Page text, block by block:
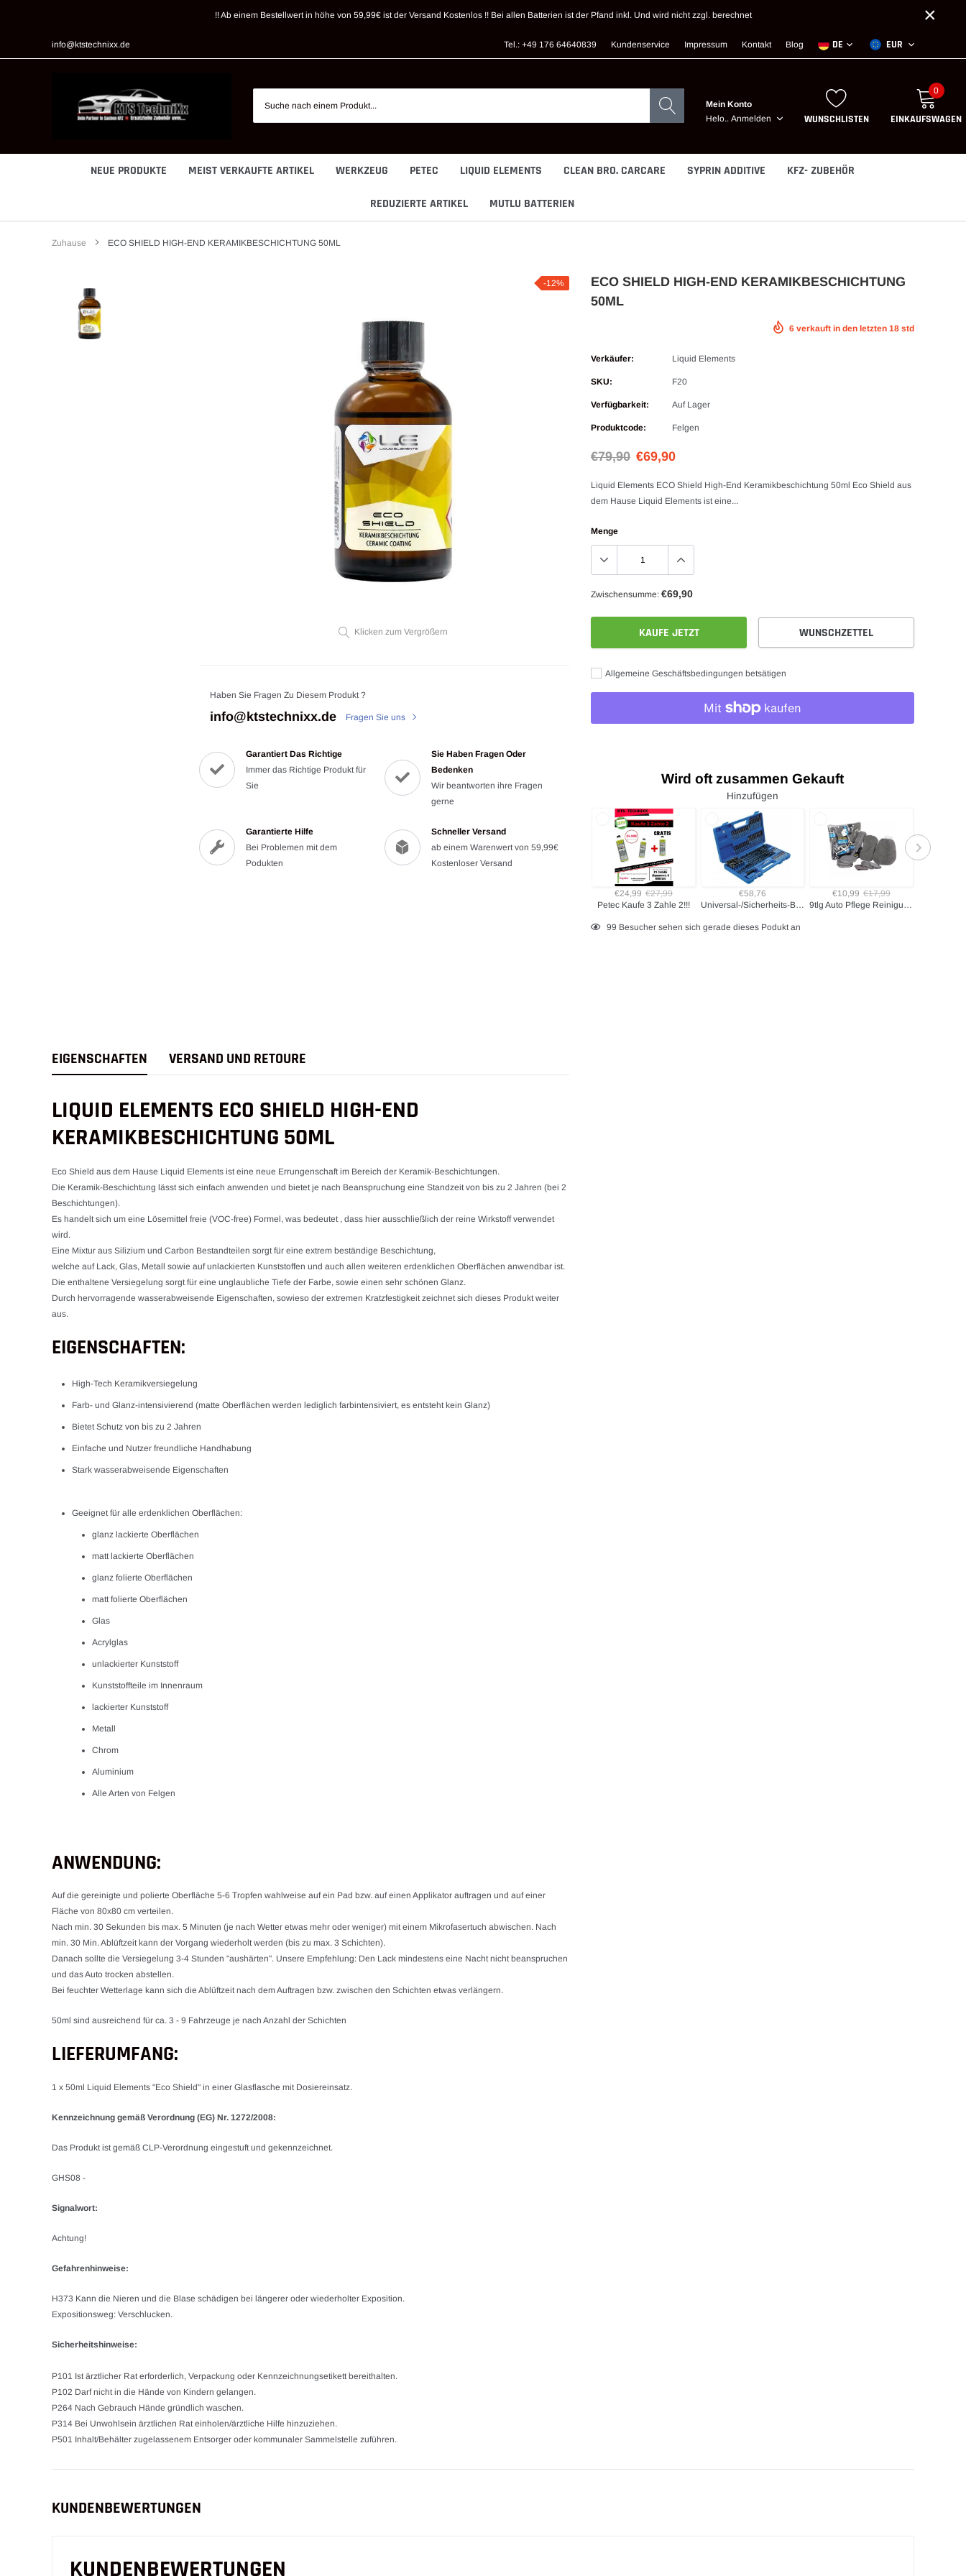
!! Ab einem Bestellwert in höhe von 59,99€ ist der Versand Kostenlos !! Bei allen Batterien ist der Pfand inkl. Und wird nicht zzgl. berechnet ×
info@ktstechnixx.de Tel.: +49 176 64640839 Kundenservice Impressum Kontakt Blog DE EUR
Mein Konto
Helo.. Anmelden WUNSCHLISTEN
0
EINKAUFSWAGEN
NEUE PRODUKTE MEIST VERKAUFTE ARTIKEL WERKZEUG PETEC LIQUID ELEMENTS CLEAN BRO. CARCARE SYPRIN ADDITIVE KFZ- ZUBEHÖR
REDUZIERTE ARTIKEL MUTLU BATTERIEN
Zuhause ECO SHIELD HIGH-END KERAMIKBESCHICHTUNG 50ML
-12%
Klicken zum Vergrößern
Haben Sie Fragen Zu Diesem Produkt ?
info@ktstechnixx.de Fragen Sie uns
Garantiert Das Richtige
Immer das Richtige Produkt für
Sie
Sie Haben Fragen Oder
Bedenken
Wir beantworten ihre Fragen
gerne
Garantierte Hilfe
Bei Problemen mit dem
Podukten
Schneller Versand
ab einem Warenwert von 59,99€
Kostenloser Versand
ECO SHIELD HIGH-END KERAMIKBESCHICHTUNG
50ML
6 v erkauft in den letzten 18 std
Verkäufer: Liquid Elements
SKU: F20
Verfügbarkeit: Auf Lager
Produktcode: Felgen
€79,90 €69,90
Liquid Elements ECO Shield High-End Keramikbeschichtung 50ml Eco Shield aus
dem Hause Liquid Elements ist eine...
Menge
Zwischensumme: €69,90
KAUFE JETZT WUNSCHZETTEL
Allgemeine Geschäftsbedingungen betsätigen
Wird oft zusammen Gekauft
Hinzufügen
€24,99 €27,99
Petec Kaufe 3 Zahle 2!!!
€58,76
Universal-/Sicherheits-Bit-Satz | Antrieb Außensechskant 6,3 mm (1/4") | 208-tlg.
€10,99 €17,99
9tlg Auto Pflege Reinigungsset Mikrofaser
Produkt
99 Besucher sehen sich gerade dieses Podukt an
E IGENSCHAFTEN VERSAND UND RETOURE
LIQUID ELEMENTS ECO SHIELD HIGH-END
KERAMIKBESCHICHTUNG 50ML
Eco Shield aus dem Hause Liquid Elements ist eine neue Errungenschaft im Bereich der Keramik-Beschichtungen.
Die Keramik-Beschichtung lässt sich einfach anwenden und bietet je nach Beanspruchung eine Standzeit von bis zu 2 Jahren (bei 2
Beschichtungen).
Es handelt sich um eine Lösemittel freie (VOC-free) Formel, was bedeutet , dass hier ausschließlich der reine Wirkstoff verwendet
wird.
Eine Mixtur aus Silizium und Carbon Bestandteilen sorgt für eine extrem beständige Beschichtung,
welche auf Lack, Glas, Metall sowie auf unlackierten Kunststoffen und auch allen weiteren erdenklichen Oberflächen anwendbar ist.
Die enthaltene Versiegelung sorgt für eine unglaubliche Tiefe der Farbe, sowie einen sehr schönen Glanz.
Durch hervorragende wasserabweisende Eigenschaften, sowieso der extremen Kratzfestigkeit zeichnet sich dieses Produkt weiter
aus.
EIGENSCHAFTEN:
High-Tech Keramikversiegelung
Farb- und Glanz-intensivierend (matte Oberflächen werden lediglich farbintensiviert, es entsteht kein Glanz)
Bietet Schutz von bis zu 2 Jahren
Einfache und Nutzer freundliche Handhabung
Stark wasserabweisende Eigenschaften
Geeignet für alle erdenklichen Oberflächen:
glanz lackierte Oberflächen
matt lackierte Oberflächen
glanz folierte Oberflächen
matt folierte Oberflächen
Glas
Acrylglas
unlackierter Kunststoff
Kunststoffteile im Innenraum
lackierter Kunststoff
Metall
Chrom
Aluminium
Alle Arten von Felgen
ANWENDUNG:
Auf die gereinigte und polierte Oberfläche 5-6 Tropfen wahlweise auf ein Pad bzw. auf einen Applikator auftragen und auf einer
Fläche von 80x80 cm verteilen.
Nach min. 30 Sekunden bis max. 5 Minuten (je nach Wetter etwas mehr oder weniger) mit einem Mikrofasertuch abwischen. Nach
min. 30 Min. Ablüftzeit kann der Vorgang wiederholt werden (bis zu max. 3 Schichten).
Danach sollte die Versiegelung 3-4 Stunden "aushärten". Unsere Empfehlung: Den Lack mindestens eine Nacht nicht beanspruchen
und das Auto trocken abstellen.
Bei feuchter Wetterlage kann sich die Ablüftzeit nach dem Auftragen bzw. zwischen den Schichten etwas verlängern.
50ml sind ausreichend für ca. 3 - 9 Fahrzeuge je nach Anzahl der Schichten
LIEFERUMFANG:
1 x 50ml Liquid Elements "Eco Shield" in einer Glasflasche mit Dosiereinsatz.
Kennzeichnung gemäß Verordnung (EG) Nr. 1272/2008:
Das Produkt ist gemäß CLP-Verordnung eingestuft und gekennzeichnet.
GHS08 -
Signalwort:
Achtung!
Gefahrenhinweise:
H373 Kann die Nieren und die Blase schädigen bei längerer oder wiederholter Exposition.
Expositionsweg: Verschlucken.
Sicherheitshinweise:
P101 Ist ärztlicher Rat erforderlich, Verpackung oder Kennzeichnungsetikett bereithalten.
P102 Darf nicht in die Hände von Kindern gelangen.
P264 Nach Gebrauch Hände gründlich waschen.
P314 Bei Unwohlsein ärztlichen Rat einholen/ärztliche Hilfe hinzuziehen.
P501 Inhalt/Behälter zugelassenem Entsorger oder kommunaler Sammelstelle zuführen.
KUNDENBEWERTUNGEN
KUNDENBEWERTUNGEN